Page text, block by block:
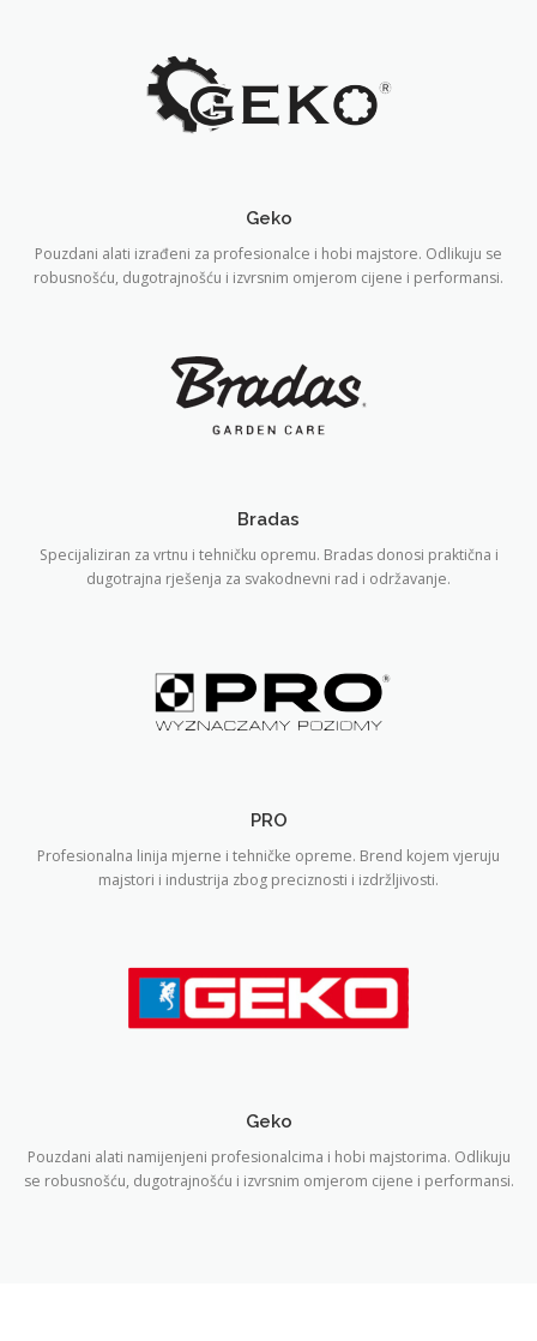
Geko
Pouzdani alati izrađeni za profesionalce i hobi majstore. Odlikuju se
robusnošću, dugotrajnošću i izvrsnim omjerom cijene i performansi.
Bradas
Specijaliziran za vrtnu i tehničku opremu. Bradas donosi praktična i
dugotrajna rješenja za svakodnevni rad i održavanje.
PRO
Profesionalna linija mjerne i tehničke opreme. Brend kojem vjeruju
majstori i industrija zbog preciznosti i izdržljivosti.
Geko
Pouzdani alati namijenjeni profesionalcima i hobi majstorima. Odlikuju
se robusnošću, dugotrajnošću i izvrsnim omjerom cijene i performansi.